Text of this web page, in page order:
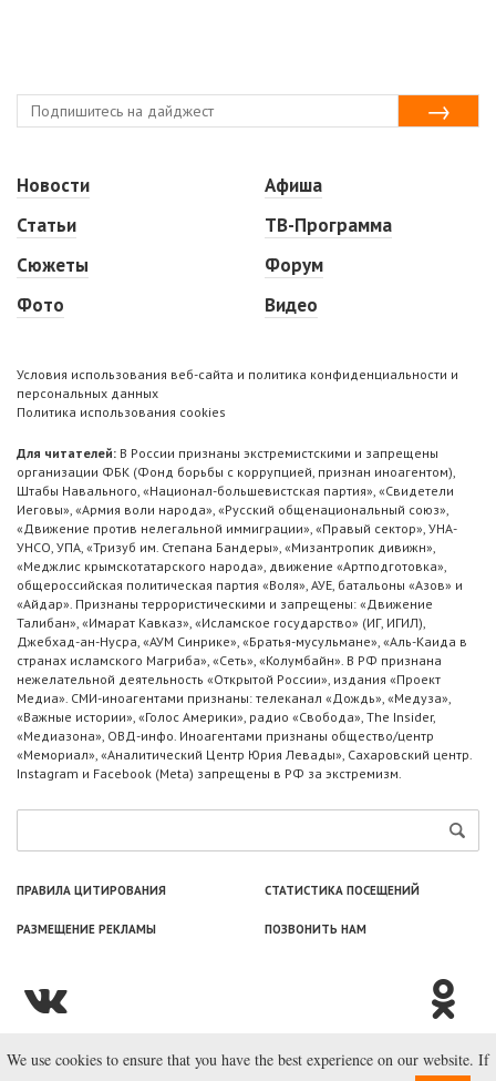
Новости
Статьи
Сюжеты
Фото
Афиша
ТВ-Программа
Форум
Видео
Условия использования веб-сайта и политика конфиденциальности и
персональных данных
Политика использования cookies
Для читателей: В России признаны экстремистскими и запрещены
организации ФБК (Фонд борьбы с коррупцией, признан иноагентом),
Штабы Навального, «Национал-большевистская партия», «Свидетели
Иеговы», «Армия воли народа», «Русский общенациональный союз»,
«Движение против нелегальной иммиграции», «Правый сектор», УНА-
УНСО, УПА, «Тризуб им. Степана Бандеры», «Мизантропик дивижн»,
«Меджлис крымскотатарского народа», движение «Артподготовка»,
общероссийская политическая партия «Воля», АУЕ, батальоны «Азов» и
«Айдар». Признаны террористическими и запрещены: «Движение
Талибан», «Имарат Кавказ», «Исламское государство» (ИГ, ИГИЛ),
Джебхад-ан-Нусра, «АУМ Синрике», «Братья-мусульмане», «Аль-Каида в
странах исламского Магриба», «Сеть», «Колумбайн». В РФ признана
нежелательной деятельность «Открытой России», издания «Проект
Медиа». СМИ-иноагентами признаны: телеканал «Дождь», «Медуза»,
«Важные истории», «Голос Америки», радио «Свобода», The Insider,
«Медиазона», ОВД-инфо. Иноагентами признаны общество/центр
«Мемориал», «Аналитический Центр Юрия Левады», Сахаровский центр.
Instagram и Facebook (Metа) запрещены в РФ за экстремизм.
ПРАВИЛА ЦИТИРОВАНИЯ СТАТИСТИКА ПОСЕЩЕНИЙ
РАЗМЕЩЕНИЕ РЕКЛАМЫ ПОЗВОНИТЬ НАМ
© ООО «Лаборатория Новоcтей», 2003—2026.
We use cookies to ensure that you have the best experience on our website. If